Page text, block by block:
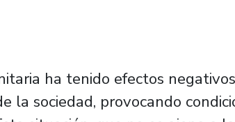
ha tenido efectos
la sociedad, provocando